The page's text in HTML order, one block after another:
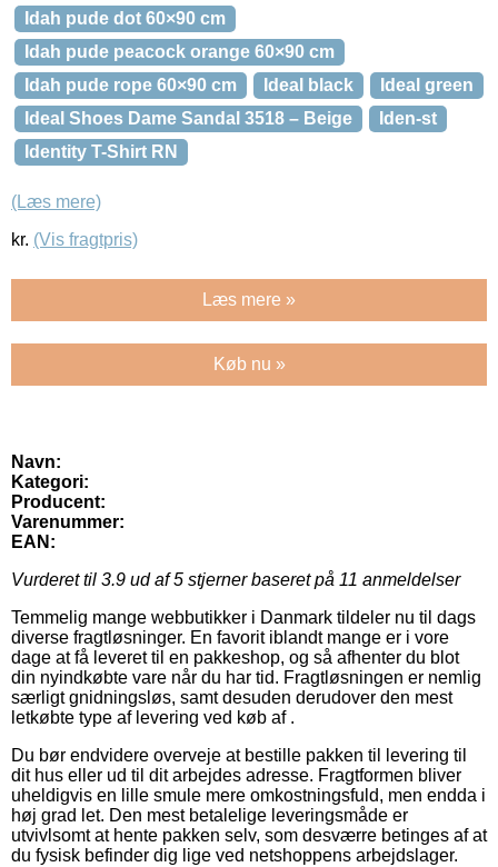
Idah pude dot 60×90 cm
Idah pude peacock orange 60×90 cm
Idah pude rope 60×90 cm
Ideal black
Ideal green
Ideal Shoes Dame Sandal 3518 – Beige
Iden-st
Identity T-Shirt RN
(Læs mere)
kr. (Vis fragtpris)
Læs mere »
Køb nu »
Navn:
Kategori:
Producent:
Varenummer:
EAN:
Vurderet til 3.9 ud af 5 stjerner baseret på 11 anmeldelser
Temmelig mange webbutikker i Danmark tildeler nu til dags
diverse fragtløsninger. En favorit iblandt mange er i vore
dage at få leveret til en pakkeshop, og så afhenter du blot
din nyindkøbte vare når du har tid. Fragtløsningen er nemlig
særligt gnidningsløs, samt desuden derudover den mest
letkøbte type af levering ved køb af .
Du bør endvidere overveje at bestille pakken til levering til
dit hus eller ud til dit arbejdes adresse. Fragtformen bliver
uheldigvis en lille smule mere omkostningsfuld, men endda i
høj grad let. Den mest betalelige leveringsmåde er
utvivlsomt at hente pakken selv, som desværre betinges af at
du fysisk befinder dig lige ved netshoppens arbejdslager.